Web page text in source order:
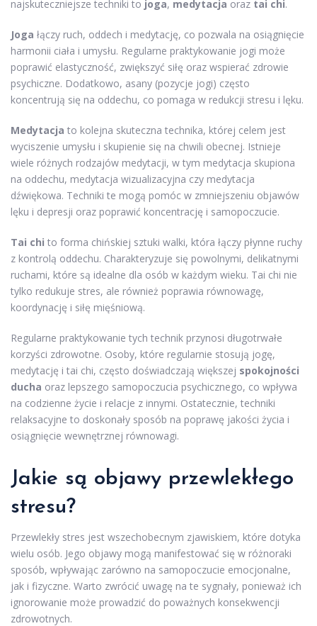
najskuteczniejsze techniki to joga, medytacja oraz tai chi.
Joga łączy ruch, oddech i medytację, co pozwala na osiągnięcie
harmonii ciała i umysłu. Regularne praktykowanie jogi może
poprawić elastyczność, zwiększyć siłę oraz wspierać zdrowie
psychiczne. Dodatkowo, asany (pozycje jogi) często
koncentrują się na oddechu, co pomaga w redukcji stresu i lęku.
Medytacja to kolejna skuteczna technika, której celem jest
wyciszenie umysłu i skupienie się na chwili obecnej. Istnieje
wiele różnych rodzajów medytacji, w tym medytacja skupiona
na oddechu, medytacja wizualizacyjna czy medytacja
dźwiękowa. Techniki te mogą pomóc w zmniejszeniu objawów
lęku i depresji oraz poprawić koncentrację i samopoczucie.
Tai chi to forma chińskiej sztuki walki, która łączy płynne ruchy
z kontrolą oddechu. Charakteryzuje się powolnymi, delikatnymi
ruchami, które są idealne dla osób w każdym wieku. Tai chi nie
tylko redukuje stres, ale również poprawia równowagę,
koordynację i siłę mięśniową.
Regularne praktykowanie tych technik przynosi długotrwałe
korzyści zdrowotne. Osoby, które regularnie stosują jogę,
medytację i tai chi, często doświadczają większej spokojności
ducha oraz lepszego samopoczucia psychicznego, co wpływa
na codzienne życie i relacje z innymi. Ostatecznie, techniki
relaksacyjne to doskonały sposób na poprawę jakości życia i
osiągnięcie wewnętrznej równowagi.
Jakie są objawy przewlekłego
stresu?
Przewlekły stres jest wszechobecnym zjawiskiem, które dotyka
wielu osób. Jego objawy mogą manifestować się w różnoraki
sposób, wpływając zarówno na samopoczucie emocjonalne,
jak i fizyczne. Warto zwrócić uwagę na te sygnały, ponieważ ich
ignorowanie może prowadzić do poważnych konsekwencji
zdrowotnych.